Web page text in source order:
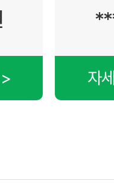
***,*** 원
자세히 보기 >